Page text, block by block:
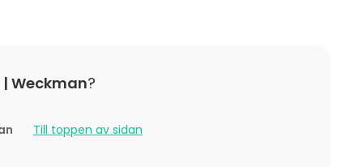
Fiilu.
| Weckman?
Till toppen av sidan